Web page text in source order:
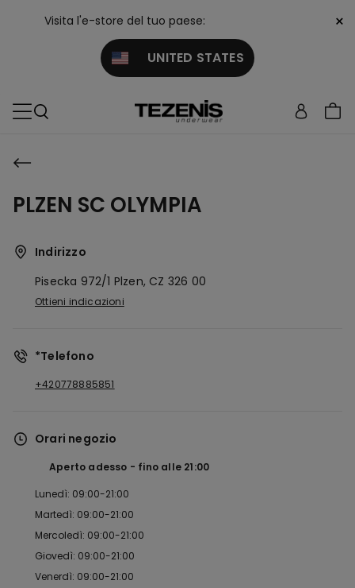
Visita l'e-store del tuo paese:
UNITED STATES
×
PLZEN SC OLYMPIA
Indirizzo
Pisecka 972/1 Plzen, CZ 326 00
Ottieni indicazioni
*Telefono
+420778885851
Orari negozio
Aperto adesso fino alle 21:00
Lunedì: 09:00-21:00
Martedì: 09:00-21:00
Mercoledì: 09:00-21:00
Giovedì: 09:00-21:00
Venerdì: 09:00-21:00